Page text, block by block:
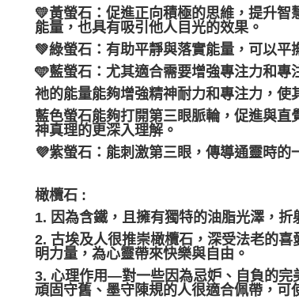
💛黃螢石：促進正向積極的思維，提升
能量，也具有吸引他人目光的效果。
💚綠螢石：有助平靜與落實能量，可以平
🩵藍螢石：尤其適合需要增強專注力和專
祂的能量能夠增強精神耐力和專注力，使
藍色螢石能夠打開第三眼脈輪，促進與
神真理的更深入理解。
💜紫螢石：能刺激第三眼，傳導通靈時的
橄欖石 :
1. 因為含鐵，且擁有獨特的油脂光澤，
2. 古埃及人很推崇橄欖石，深受法老的
明力量，為心靈帶來快樂與自由。
3. 心理作用—對一些因為忌妒、自負的完
頑固守舊、墨守陳規的人很適合佩帶，可